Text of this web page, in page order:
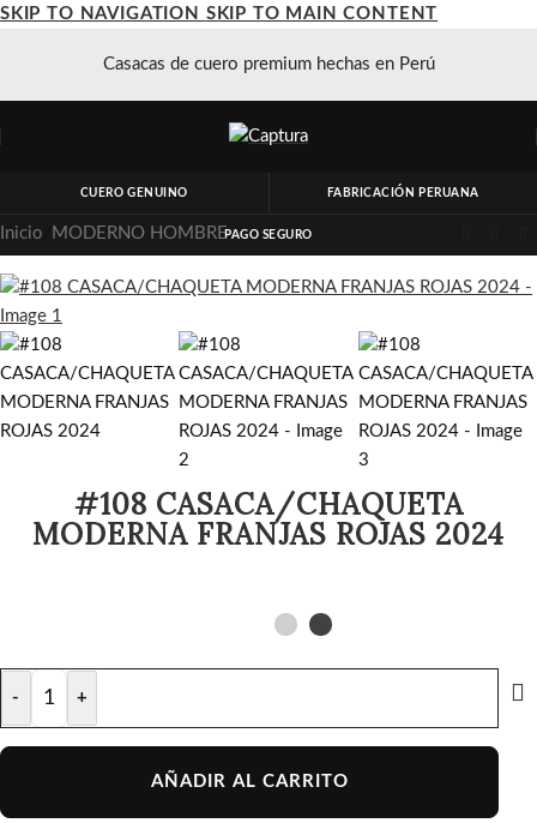
SKIP TO NAVIGATION SKIP TO MAIN CONTENT
Casacas de cuero premium hechas en Perú
CUERO GENUINO FABRICACIÓN PERUANA
PAGO SEGURO
Inicio MODERNO HOMBRE
#108 CASACA/CHAQUETA
MODERNA FRANJAS ROJAS 2024
- +
AÑADIR AL CARRITO